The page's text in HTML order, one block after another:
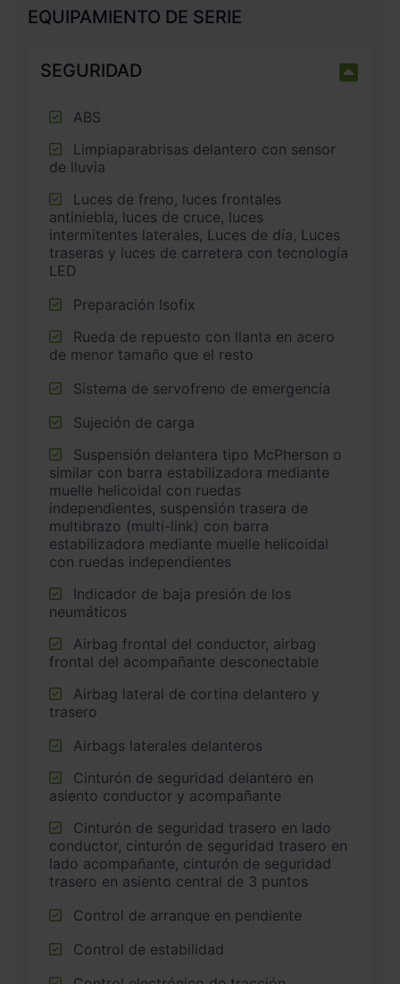
EQUIPAMIENTO DE SERIE
SEGURIDAD
ABS
de lluvia
antiniebla, luces de cruce, luces
intermitentes laterales, Luces de día, Luces
traseras y luces de carretera con tecnología
LED
Preparación Isofix
de menor tamaño que el resto
Sistema de servofreno de emergencia
Sujeción de carga
similar con barra estabilizadora mediante
muelle helicoidal con ruedas
independientes, suspensión trasera de
multibrazo (multi-link) con barra
estabilizadora mediante muelle helicoidal
con ruedas independientes
neumáticos
frontal del acompañante desconectable
trasero
Airbags laterales delanteros
asiento conductor y acompañante
conductor, cinturón de seguridad trasero en
lado acompañante, cinturón de seguridad
trasero en asiento central de 3 puntos
Control de arranque en pendiente
Control de estabilidad